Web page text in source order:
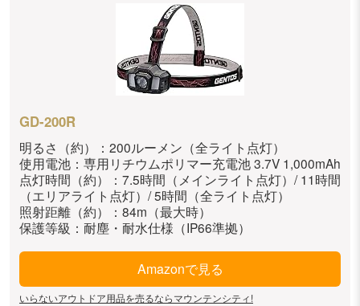
GD-200R
明るさ（約）：200ルーメン（全ライト点灯）
使用電池：専用リチウムポリマー充電池 3.7V 1,000mAh
点灯時間（約）：7.5時間（メインライト点灯）/ 11時間
（エリアライト点灯）/ 5時間（全ライト点灯）
照射距離（約）：84m（最大時）
保護等級：耐塵・耐水仕様（IP66準拠）
Amazonで見る
いらないアウトドア用品を売るならマウンテンシティ!